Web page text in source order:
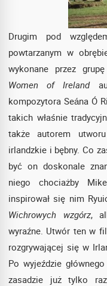
Drugim pod
powtarzanym w
wykonane przez
Women of Ireland
kompozytora Seána Ó
takich właśnie
także autorem
irlandzkie i bębny. Co
być on doskonale
niego chociażby
inspirował się nim
Wichrowych wzgórz,
wyraźne. Utwór ten w
rozgrywającej się w
Po wyjeździe
zasadzie już tylko